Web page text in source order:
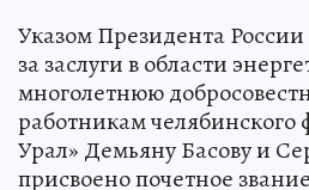
Указом Президента
за заслуги в области
многолетнюю
работникам челябинского
Урал» Демьяну Басову и
присвоено почетное